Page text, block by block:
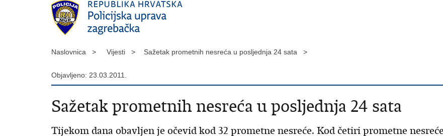
Naslovnica > Vijesti > Sažetak prometnih nesreća u posljednja 24 sata >
Objavljeno: 23.03.2011.
Sažetak prometnih nesreća u posljednja 24 sata
Tijekom dana obavljen je očevid kod 32 prometne nesreće. Kod četiri prometne